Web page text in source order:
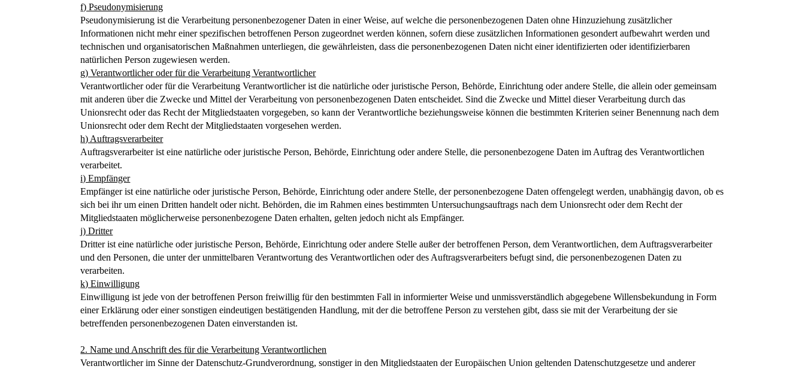
f) Pseudonymisierung
Pseudonymisierung ist die Verarbeitung personenbezogener Daten in einer Weise, auf welche die personenbezogenen Daten ohne Hinzuziehung zusätzlicher
Informationen nicht mehr einer spezifischen betroffenen Person zugeordnet werden können, sofern diese zusätzlichen Informationen gesondert aufbewahrt werden und
technischen und organisatorischen Maßnahmen unterliegen, die gewährleisten, dass die personenbezogenen Daten nicht einer identifizierten oder identifizierbaren
natürlichen Person zugewiesen werden.
g) Verantwortlicher oder für die Verarbeitung Verantwortlicher
Verantwortlicher oder für die Verarbeitung Verantwortlicher ist die natürliche oder juristische Person, Behörde, Einrichtung oder andere Stelle, die allein oder gemeinsam
mit anderen über die Zwecke und Mittel der Verarbeitung von personenbezogenen Daten entscheidet. Sind die Zwecke und Mittel dieser Verarbeitung durch das
Unionsrecht oder das Recht der Mitgliedstaaten vorgegeben, so kann der Verantwortliche beziehungsweise können die bestimmten Kriterien seiner Benennung nach dem
Unionsrecht oder dem Recht der Mitgliedstaaten vorgesehen werden.
h) Auftragsverarbeiter
Auftragsverarbeiter ist eine natürliche oder juristische Person, Behörde, Einrichtung oder andere Stelle, die personenbezogene Daten im Auftrag des Verantwortlichen
verarbeitet.
i) Empfänger
Empfänger ist eine natürliche oder juristische Person, Behörde, Einrichtung oder andere Stelle, der personenbezogene Daten offengelegt werden, unabhängig davon, ob es
sich bei ihr um einen Dritten handelt oder nicht. Behörden, die im Rahmen eines bestimmten Untersuchungsauftrags nach dem Unionsrecht oder dem Recht der
Mitgliedstaaten möglicherweise personenbezogene Daten erhalten, gelten jedoch nicht als Empfänger.
j) Dritter
Dritter ist eine natürliche oder juristische Person, Behörde, Einrichtung oder andere Stelle außer der betroffenen Person, dem Verantwortlichen, dem Auftragsverarbeiter
und den Personen, die unter der unmittelbaren Verantwortung des Verantwortlichen oder des Auftragsverarbeiters befugt sind, die personenbezogenen Daten zu
verarbeiten.
k) Einwilligung
Einwilligung ist jede von der betroffenen Person freiwillig für den bestimmten Fall in informierter Weise und unmissverständlich abgegebene Willensbekundung in Form
einer Erklärung oder einer sonstigen eindeutigen bestätigenden Handlung, mit der die betroffene Person zu verstehen gibt, dass sie mit der Verarbeitung der sie
betreffenden personenbezogenen Daten einverstanden ist.
2. Name und Anschrift des für die Verarbeitung Verantwortlichen
Verantwortlicher im Sinne der Datenschutz-Grundverordnung, sonstiger in den Mitgliedstaaten der Europäischen Union geltenden Datenschutzgesetze und anderer